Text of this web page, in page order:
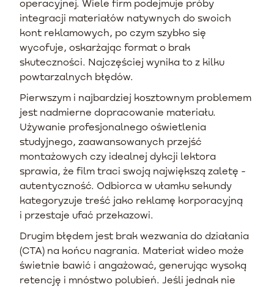
operacyjnej. Wiele firm podejmuje próby
integracji materiałów natywnych do swoich
kont reklamowych, po czym szybko się
wycofuje, oskarżając format o brak
skuteczności. Najczęściej wynika to z kilku
powtarzalnych błędów.
Pierwszym i najbardziej kosztownym problemem
jest nadmierne dopracowanie materiału.
Używanie profesjonalnego oświetlenia
studyjnego, zaawansowanych przejść
montażowych czy idealnej dykcji lektora
sprawia, że film traci swoją największą zaletę -
autentyczność. Odbiorca w ułamku sekundy
kategoryzuje treść jako reklamę korporacyjną
i przestaje ufać przekazowi.
Drugim błędem jest brak wezwania do działania
(CTA) na końcu nagrania. Materiał wideo może
świetnie bawić i angażować, generując wysoką
retencję i mnóstwo polubień. Jeśli jednak nie